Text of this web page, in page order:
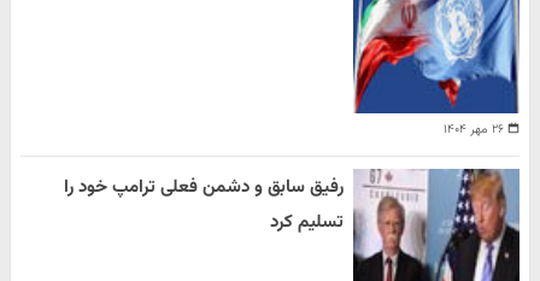
۲۶ مهر ۱۴۰۴
رفیق سابق و دشمن فعلی ترامپ خود را
تسلیم کرد